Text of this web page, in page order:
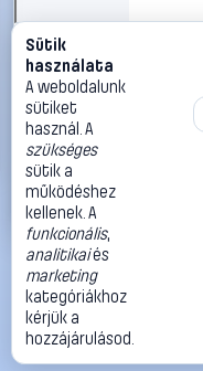
#112255
TOOLCRAFT 112255
8 mm Acél 1000 db
TOOLCRAFT Szegecsek
6 890 Ft
Kosárba
«
Méret:
©2026
ThermoScope
ÁSZF
Sütik
használata
A weboldalunk
sütiket
használ. A
szükséges
sütik a
működéshez
kellenek. A
funkcionális,
analitikaiés
marketing
kategóriákhoz
kérjük a
hozzájárulásod.